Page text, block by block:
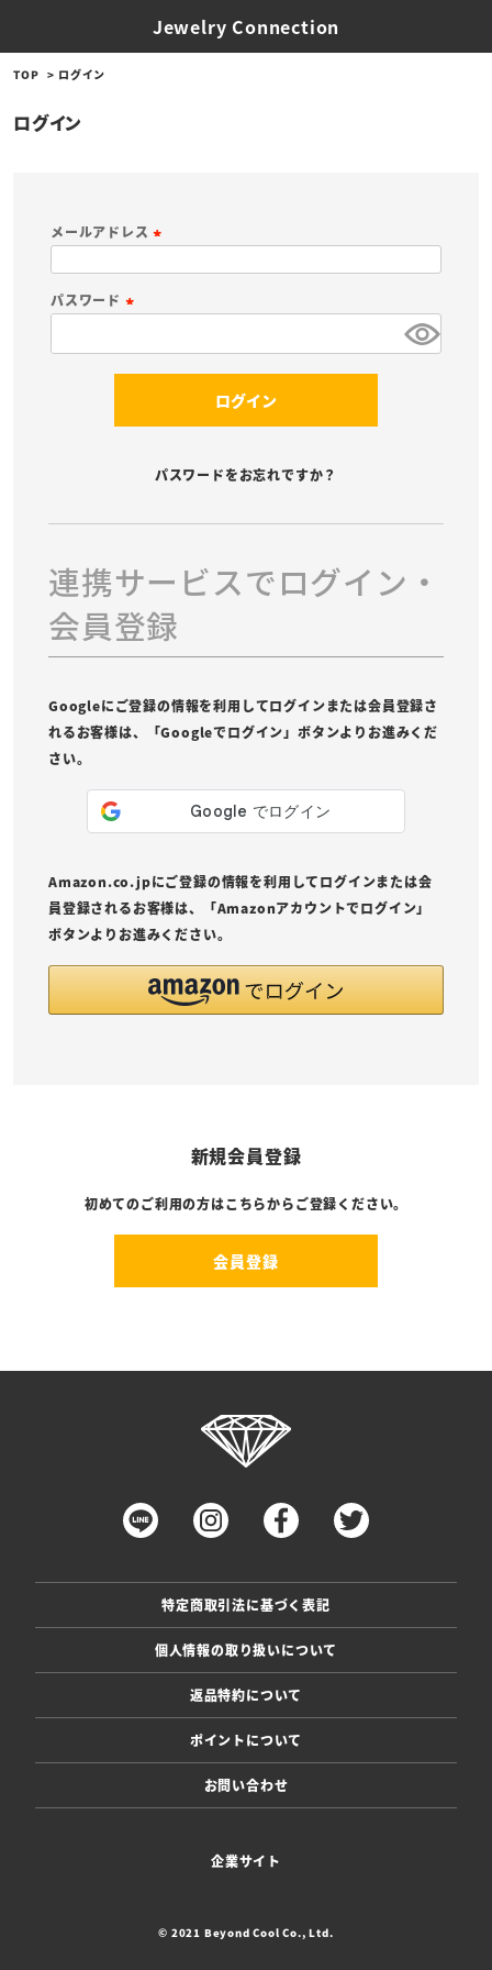
Jewelry Connection
TOP ログイン
ログイン
メールアドレス
須
パスワード
ログイン
パスワードをお忘れですか？
連携サービスでログイン・
会員登録
Googleにご登録の情報を利用してログインまたは会員登録さ
れるお客様は、「Googleでログイン」ボタンよりお進みくだ
さい。
Amazon.co.jpにご登録の情報を利用してログインまたは会
員登録されるお客様は、「Amazonアカウントでログイン」
ボタンよりお進みください。
新規会員登録
初めてのご利用の方はこちらからご登録ください。
会員登録
特定商取引法に基づく表記
個人情報の取り扱いについて
返品特約について
ポイントについて
お問い合わせ
企業サイト
© 2021 Beyond Cool Co., Ltd.